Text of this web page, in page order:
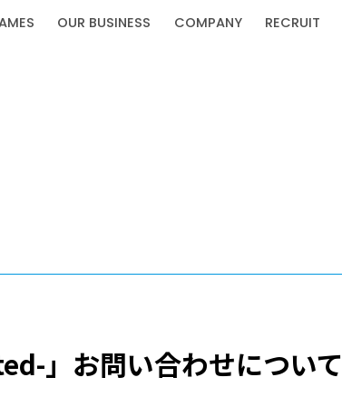
OUR BUSINESS COMPANY RECRUIT
採用情報
」お問い合わせについて